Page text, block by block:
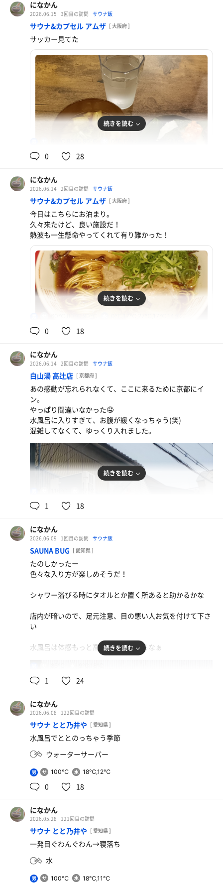
肉うどん 豆腐卵付き
胃にしみわたる
ジャスミン茶
になかん
2026.06.15 3回目の訪問 サウナ飯
サウナ&カプセル アムザ [ 大阪府 ]
サッカー見てた
豚汁と明太チーズ
ごはんがフワフワ
紅茶花伝 無糖 アールグレイ
続きを読む
0 28
になかん
2026.06.14 2回目の訪問 サウナ飯
サウナ&カプセル アムザ [ 大阪府 ]
今日はこちらにお泊まり。
久々来たけど、良い施設だ！
熱波も一生懸命やってくれて有り難かった！
中華そば
濃く香るほうじ茶
続きを読む
0 18
になかん
2026.06.14 2回目の訪問 サウナ飯
白山湯 高辻店 [ 京都府 ]
あの感動が忘れられなくて、ここに来るために京都にイ
ン。
やっぱり間違いなかった🤤
水風呂に入りすぎて、お腹が緩くなっちゃう(笑)
混雑してなくて、ゆっくり入れました。
豚玉ネギのせ
ネギの風味が美味
続きを読む
1 18
になかん
2026.06.09 1回目の訪問 サウナ飯
SAUNA BUG [ 愛知県 ]
たのしかったー
色々な入り方が楽しめそうだ！
シャワー浴びる時にタオルとか置く所あると助かるかな
店内が暗いので、足元注意、目の悪い人お気を付けて下さ
い
水風呂は体感もっと高かった気がするなぁ
ダブルチーズバーガー
写真忘れた
コーラ
続きを読む
1 24
になかん
2026.06.08 122回目の訪問
サウナ とと乃井や [ 愛知県 ]
水風呂でととのっちゃう季節
ウォーターサーバー
男 100℃ 18℃,12℃
0 18
になかん
2026.05.28 121回目の訪問
サウナ とと乃井や [ 愛知県 ]
一発目ぐわんぐわん→寝落ち
水
男 100℃ 18℃,11℃